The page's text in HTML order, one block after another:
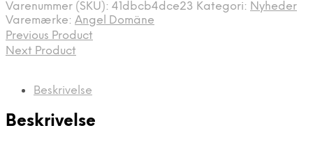
Varenummer (SKU): 41dbcb4dce23 Kategori: Nyheder
Varemærke: Angel Domäne
Previous Product
Next Product
Beskrivelse
Beskrivelse